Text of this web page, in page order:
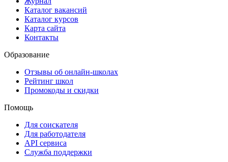
Каталог вакансий
Каталог курсов
Карта сайта
Контакты
Образование
Отзывы об онлайн-школах
Рейтинг школ
Промокоды и скидки
Помощь
Для соискателя
Для работодателя
API сервиса
Служба поддержки